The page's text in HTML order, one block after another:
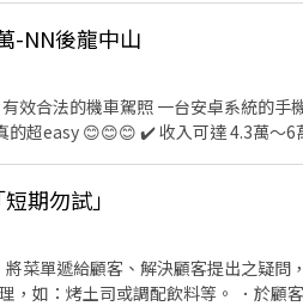
-NN後龍中山
效合法的機車駕照 一台安卓系統的手
的超easy 😊😊😊 ✔️ 收入可達 4.3萬～
方賴：@346uatki 會有專人與您聯
期勿試」
菜單遞給顧客、解決顧客提出之疑問
，如：烤土司或調配飲料等。 ．於顧